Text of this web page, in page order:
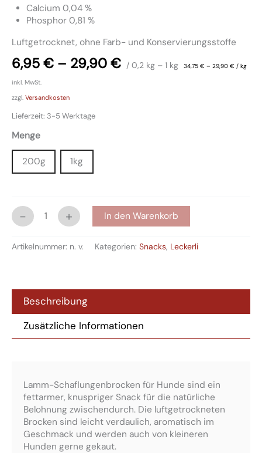
Calcium 0,04 %
Phosphor 0,81 %
Luftgetrocknet, ohne Farb- und Konservierungsstoffe
6,95 € – 29,90 € / 0,2 kg – 1 kg 34,75 € – 29,90 € / kg
inkl. MwSt.
zzgl. Versandkosten
Lieferzeit: 3-5 Werktage
Menge
200g 1kg
- + In den Warenkorb
Artikelnummer: n. v. Kategorien: Snacks, Leckerli
Beschreibung
Zusätzliche Informationen
Lamm-Schaflungenbrocken für Hunde sind ein
fettarmer, knuspriger Snack für die natürliche
Belohnung zwischendurch. Die luftgetrockneten
Brocken sind leicht verdaulich, aromatisch im
Geschmack und werden auch von kleineren
Hunden gerne gekaut.